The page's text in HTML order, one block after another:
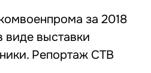
за 2018
виде выставки
Репортаж СТВ